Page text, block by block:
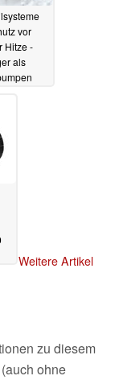
vor
Hitze -
als
Weitere Artikel
zu diesem
ohne